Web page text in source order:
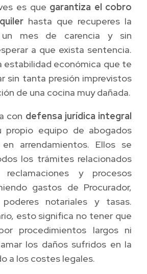
es que garantiza el cobro
hasta que recuperes la
un mes de carencia y sin
a que exista sentencia.
estabilidad económica que te
sin tanta presión imprevistos
de una cocina muy dañada.
con defensa jurídica integral
equipo de abogados
en arrendamientos. Ellos se
los trámites relacionados
y procesos
gastos de Procurador,
poderes notariales y tasas.
esto significa no tener que
procedimientos largos ni
los daños sufridos en la
a los costes legales.